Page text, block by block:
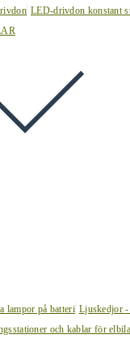
LED-drivdon konstant
lampor på batteri Ljuskedjor
och kablar för